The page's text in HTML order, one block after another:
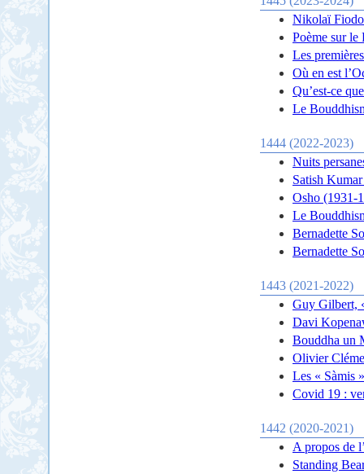
Nikolaï
Poème sur le
Les
Où en est
Qu’est-ce
Le
1444 (2022-2023)
Nuits
Satish
Osho (1931-
Le
Bernadette
Bernadette
1443 (2021-2022)
Guy Gilbert,
Davi
Bouddha un
Olivier
Les « Sàmis
Covid 19 :
1442 (2020-2021)
A propos de
Standing